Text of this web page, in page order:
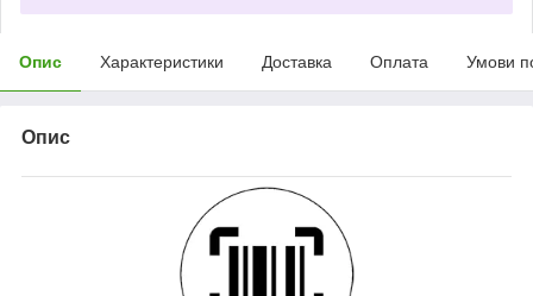
Опис Характеристики Доставка Оплата Умови
Опис